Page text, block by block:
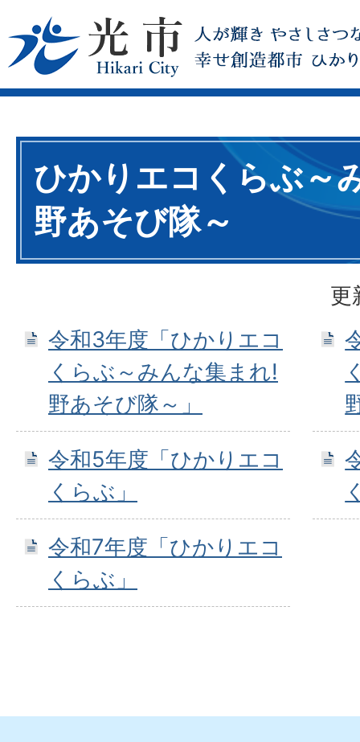
ひかりエコくらぶ～
野あそび隊～
更
令和3年度「ひかりエコ
くらぶ～みんな集まれ!
野あそび隊～」
令和5年度「ひかりエコ
くらぶ」
令和7年度「ひかりエコ
くらぶ」